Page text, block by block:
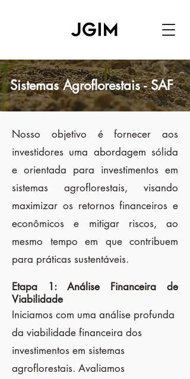
Sistemas Agroflorestais - SAF
Nosso objetivo é fornecer aos
investidores uma abordagem sólida
e orientada para investimentos em
sistemas agroflorestais, visando
maximizar os retornos financeiros e
econômicos e mitigar riscos, ao
mesmo tempo em que contribuem
para práticas sustentáveis.
Etapa 1: Análise Financeira de
Viabilidade
Iniciamos com uma análise profunda
da viabilidade financeira dos
investimentos em sistemas
agroflorestais. Avaliamos